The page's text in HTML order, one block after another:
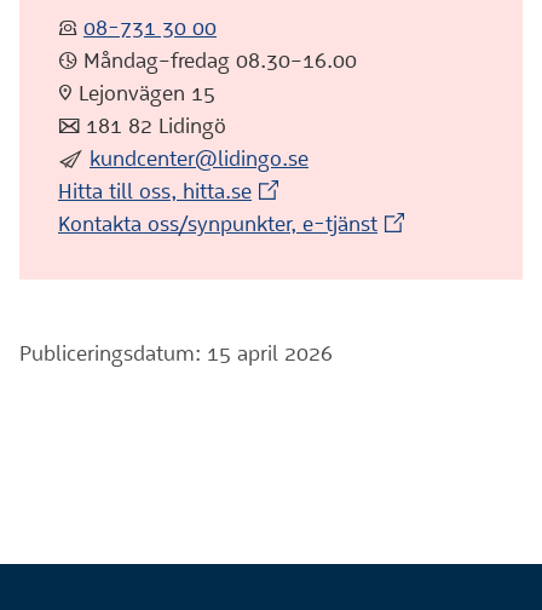
:telefon: 08-731 30 00
:klocka: Måndag–fredag 08.30–16.00
:pin: Lejonvägen 15
:post: 181 82 Lidingö
:skicka: kundcenter@lidingo.se
Hitta till oss, hitta.se(Extern webbplats)
Kontakta oss/synpunkter, e-tjänst(Extern
Publiceringsdatum: 15 april 2026